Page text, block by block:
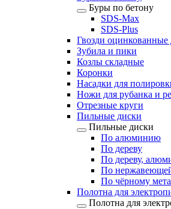
Буры по бетону
SDS-Max
SDS-Plus
Гвозди оцинкованные
Зубила и пики
Козлы складные
Коронки
Насадки для
Ножи для рубанка и
Отрезные круги
Пильные диски
Пильные диски
По алюминию
По дереву
По дереву,
По
По чёрному
Полотна для
Полотна для